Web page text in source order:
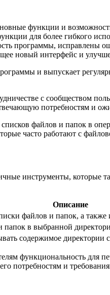
функции и
для более гибкого
программы, исправлены
новый интерфейс и
и выпускает
с сообществом
потребностям и
файлов и папок в
часто работают с
инструменты, которые
Описание
файлов и папок, а
папок в выбранной
содержимое
функциональность для
потребностям и